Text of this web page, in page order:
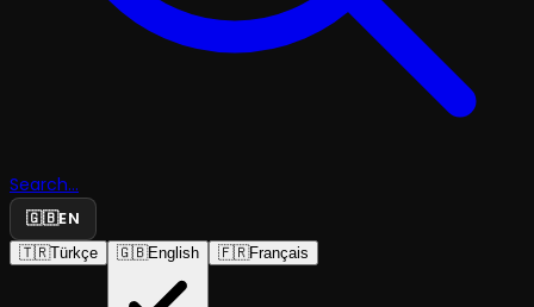
Search...
🇬🇧EN
🇹🇷Türkçe 🇬🇧English 🇫🇷Français